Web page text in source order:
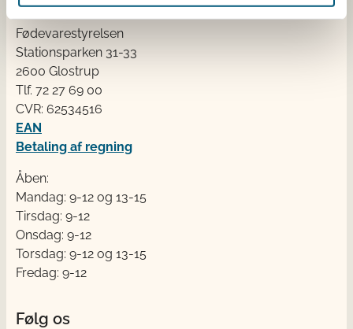
Fødevarestyrelsen
Stationsparken 31-33
2600 Glostrup
Tlf. 72 2​​​7 69 00
CVR: 62534516
EAN
Betaling af regning
Åben:
Mandag: 9-12 og 13-15
Tirsdag: 9-12
Onsdag: 9-12
Torsdag: 9-12 og 13-15
Fredag: 9-12
Følg os